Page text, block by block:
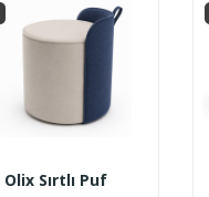
Olix Sırtlı Puf